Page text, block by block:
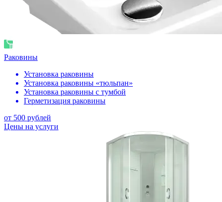
Раковины
Установка раковины
Установка раковины «тюльпан»
Установка раковины с тумбой
Герметизация раковины
от 500 рублей
Цены на услуги